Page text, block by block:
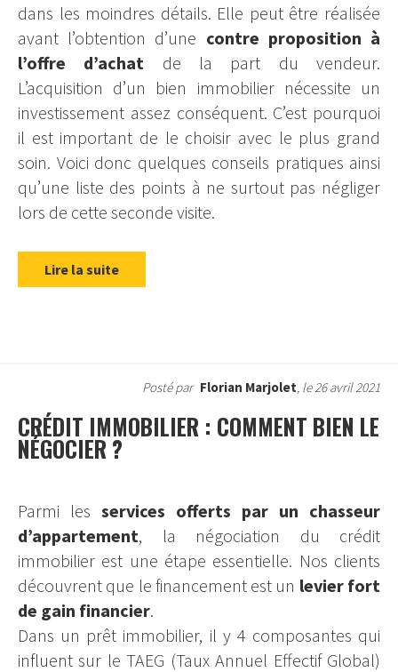
dans les moindres détails. Elle peut être réalisée
avant l’obtention d’une contre proposition à
l’offre d’achat de la part du vendeur.
L’acquisition d’un bien immobilier nécessite un
investissement assez conséquent. C’est pourquoi
il est important de le choisir avec le plus grand
soin. Voici donc quelques conseils pratiques ainsi
qu’une liste des points à ne surtout pas négliger
lors de cette seconde visite.
Lire la suite
Posté par Florian Marjolet, le 26 avril 2021
CRÉDIT IMMOBILIER : COMMENT BIEN LE
NÉGOCIER ?
Parmi les services offerts par un chasseur
d’appartement, la négociation du crédit
immobilier est une étape essentielle. Nos clients
découvrent que le financement est un levier fort
de gain financier.
Dans un prêt immobilier, il y 4 composantes qui
influent sur le TAEG (Taux Annuel Effectif Global)